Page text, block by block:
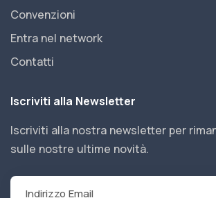
Convenzioni
Entra nel network
Contatti
Iscriviti alla Newsletter
Iscriviti alla nostra newsletter per
sulle nostre ultime novità.
Indirizzo Email